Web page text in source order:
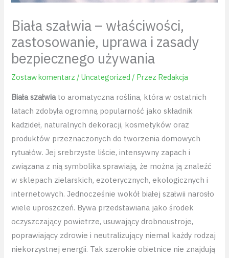
Biała szałwia – właściwości,
zastosowanie, uprawa i zasady
bezpiecznego używania
Zostaw komentarz /Uncategorized / Przez Redakcja
Biała szałwiato aromatyczna roślina, która w ostatnich
latach zdobyła ogromną popularność jako składnik
kadzideł, naturalnych dekoracji, kosmetyków oraz
produktów przeznaczonych do tworzenia domowych
rytuałów. Jej srebrzyste liście, intensywny zapach i
związana z nią symbolika sprawiają, że można ją znaleźć
w sklepach zielarskich, ezoterycznych, ekologicznych i
internetowych. Jednocześnie wokół białej szałwii narosło
wiele uproszczeń. Bywa przedstawiana jako środek
oczyszczający powietrze, usuwający drobnoustroje,
poprawiający zdrowie i neutralizujący niemal każdy rodzaj
niekorzystnej energii. Tak szerokie obietnice nie znajdują